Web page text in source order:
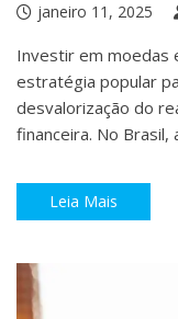
janeiro 11, 2025
Investir em moedas
estratégia popular
desvalorização do
financeira. No Brasil,
Leia Mais